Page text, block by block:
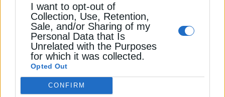
I want to opt-out of
Collection, Use, Retention,
Sale, and/or Sharing of my
Personal Data that Is
Unrelated with the Purposes
for which it was collected.
Opted Out
CONFIRM
ΧΡΗΣΤΙΚΑ
Σκέφτεσαι σκούπα ρομπότ για Black